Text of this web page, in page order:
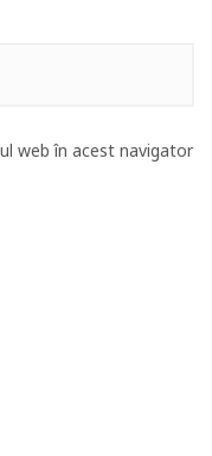
web în acest navigator